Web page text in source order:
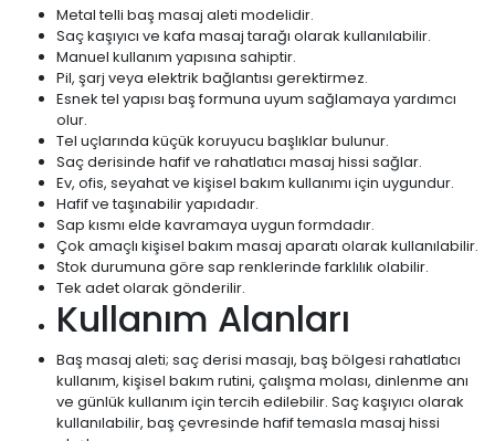
Metal telli baş masaj aleti modelidir.
Saç kaşıyıcı ve kafa masaj tarağı olarak kullanılabilir.
Manuel kullanım yapısına sahiptir.
Pil, şarj veya elektrik bağlantısı gerektirmez.
Esnek tel yapısı baş formuna uyum sağlamaya yardımcı
olur.
Tel uçlarında küçük koruyucu başlıklar bulunur.
Saç derisinde hafif ve rahatlatıcı masaj hissi sağlar.
Ev, ofis, seyahat ve kişisel bakım kullanımı için uygundur.
Hafif ve taşınabilir yapıdadır.
Sap kısmı elde kavramaya uygun formdadır.
Çok amaçlı kişisel bakım masaj aparatı olarak kullanılabilir.
Stok durumuna göre sap renklerinde farklılık olabilir.
Tek adet olarak gönderilir.
Kullanım Alanları
Baş masaj aleti; saç derisi masajı, baş bölgesi rahatlatıcı
kullanım, kişisel bakım rutini, çalışma molası, dinlenme anı
ve günlük kullanım için tercih edilebilir. Saç kaşıyıcı olarak
kullanılabilir, baş çevresinde hafif temasla masaj hissi